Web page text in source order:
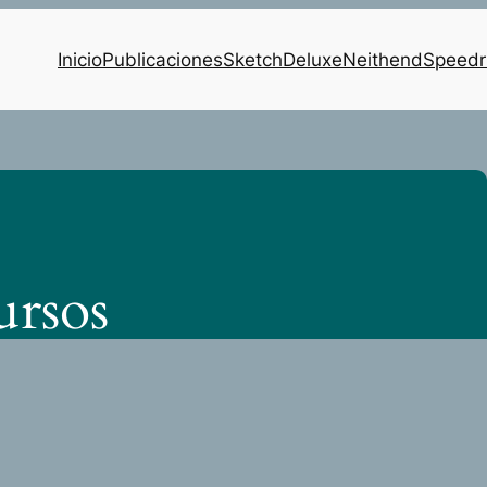
InicioPublicacionesSketchDeluxeNeithend